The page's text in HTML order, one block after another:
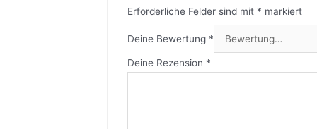
Erforderliche Felder sind mit * markiert
Deine Bewertung *
Deine Rezension *